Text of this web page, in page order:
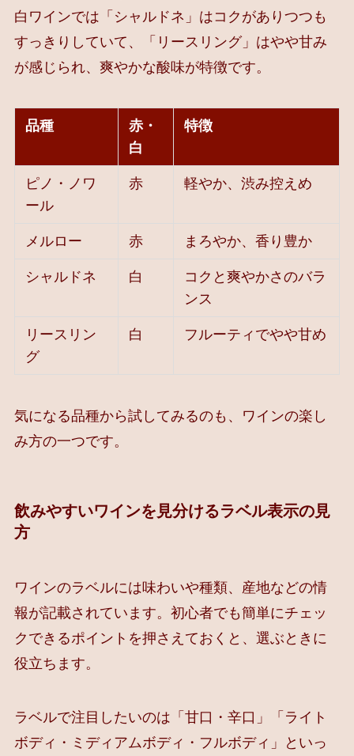
白ワインでは「シャルドネ」はコクがありつつも
すっきりしていて、「リースリング」はやや甘み
が感じられ、爽やかな酸味が特徴です。
品種
赤・
白
特徴
ピノ・ノワ
ール
赤 軽やか、渋み控えめ
メルロー 赤 まろやか、香り豊か
シャルドネ 白
コクと爽やかさのバラ
ンス
リースリン
グ
白 フルーティでやや甘め
気になる品種から試してみるのも、ワインの楽し
み方の一つです。
飲みやすいワインを見分けるラベル表示の見
方
ワインのラベルには味わいや種類、産地などの情
報が記載されています。初心者でも簡単にチェッ
クできるポイントを押さえておくと、選ぶときに
役立ちます。
ラベルで注目したいのは「甘口・辛口」「ライト
ボディ・ミディアムボディ・フルボディ」といっ